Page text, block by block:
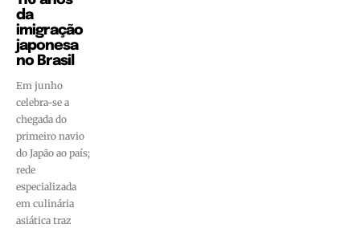
da
imigração
japonesa
no Brasil
Em junho
celebra-se a
chegada do
primeiro navio
do Japão ao país;
rede
especializada
em culinária
asiática traz